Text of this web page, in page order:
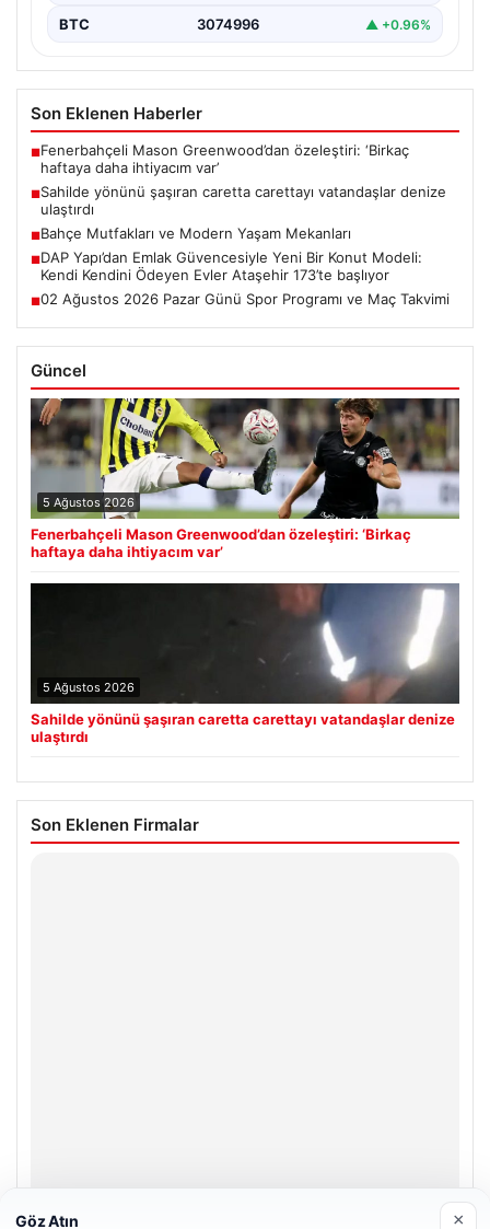
BTC 3074996 ▲ +0.96%
Son Eklenen Haberler
■Fenerbahçeli Mason Greenwood’dan özeleştiri: ‘Birkaç
haftaya daha ihtiyacım var’
■Sahilde yönünü şaşıran caretta carettayı vatandaşlar denize
ulaştırdı
■Bahçe Mutfakları ve Modern Yaşam Mekanları
■DAP Yapı’dan Emlak Güvencesiyle Yeni Bir Konut Modeli:
Kendi Kendini Ödeyen Evler Ataşehir 173’te başlıyor
■02 Ağustos 2026 Pazar Günü Spor Programı ve Maç Takvimi
Güncel
5 Ağustos 2026
Fenerbahçeli Mason Greenwood’dan özeleştiri: ‘Birkaç
haftaya daha ihtiyacım var’
5 Ağustos 2026
Sahilde yönünü şaşıran caretta carettayı vatandaşlar denize
ulaştırdı
Son Eklenen Firmalar
Göz Atın ×